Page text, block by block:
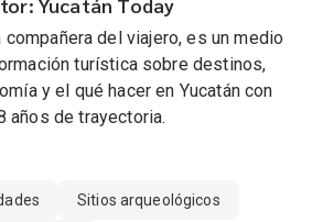
Yucatán Today
compañera del viajero, es un medio
turística sobre destinos,
y el qué hacer en Yucatán con
años de trayectoria.
Sitios arqueológicos